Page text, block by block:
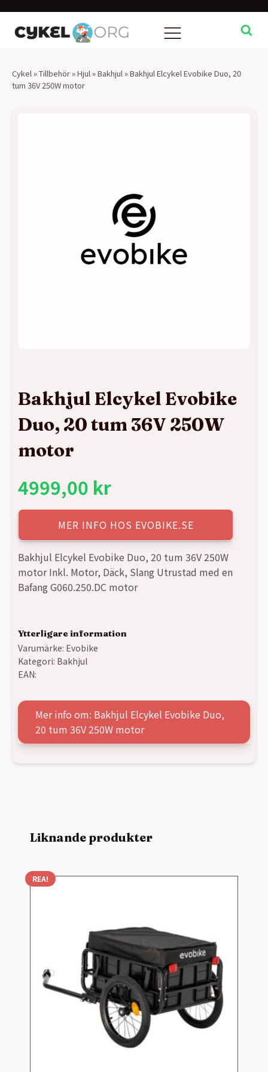
Cykel »Tillbehör»Hjul »Bakhjul »Bakhjul Elcykel Evobike Duo, 20
tum 36V 250W motor
Bakhjul Elcykel Evobike
Duo, 20 tum 36V 250W
motor
4999,00 kr
MER INFO HOS EVOBIKE.SE
Bakhjul Elcykel Evobike Duo, 20 tum 36V 250W
motor Inkl. Motor, Däck, Slang Utrustad med en
Bafang G060.250.DC motor
Ytterligare information
Varumärke: Evobike
Kategori: Bakhjul
EAN:
Mer info om: Bakhjul Elcykel Evobike Duo,
20 tum 36V 250W motor
Liknande produkter
REA!